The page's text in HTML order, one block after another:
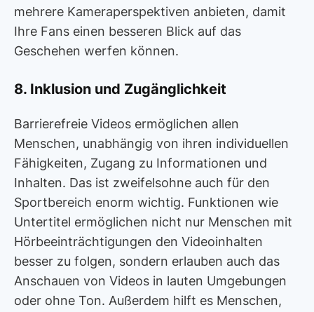
mehrere Kameraperspektiven anbieten, damit
Ihre Fans einen besseren Blick auf das
Geschehen werfen können.
8. Inklusion und Zugänglichkeit
Barrierefreie Videos ermöglichen allen
Menschen, unabhängig von ihren individuellen
Fähigkeiten, Zugang zu Informationen und
Inhalten. Das ist zweifelsohne auch für den
Sportbereich enorm wichtig. Funktionen wie
Untertitel ermöglichen nicht nur Menschen mit
Hörbeeinträchtigungen den Videoinhalten
besser zu folgen, sondern erlauben auch das
Anschauen von Videos in lauten Umgebungen
oder ohne Ton. Außerdem hilft es Menschen,